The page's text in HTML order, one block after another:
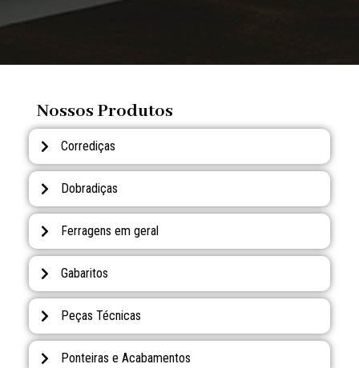
Nossos Produtos
Corrediças
Dobradiças
Ferragens em geral
Gabaritos
Peças Técnicas
Ponteiras e Acabamentos